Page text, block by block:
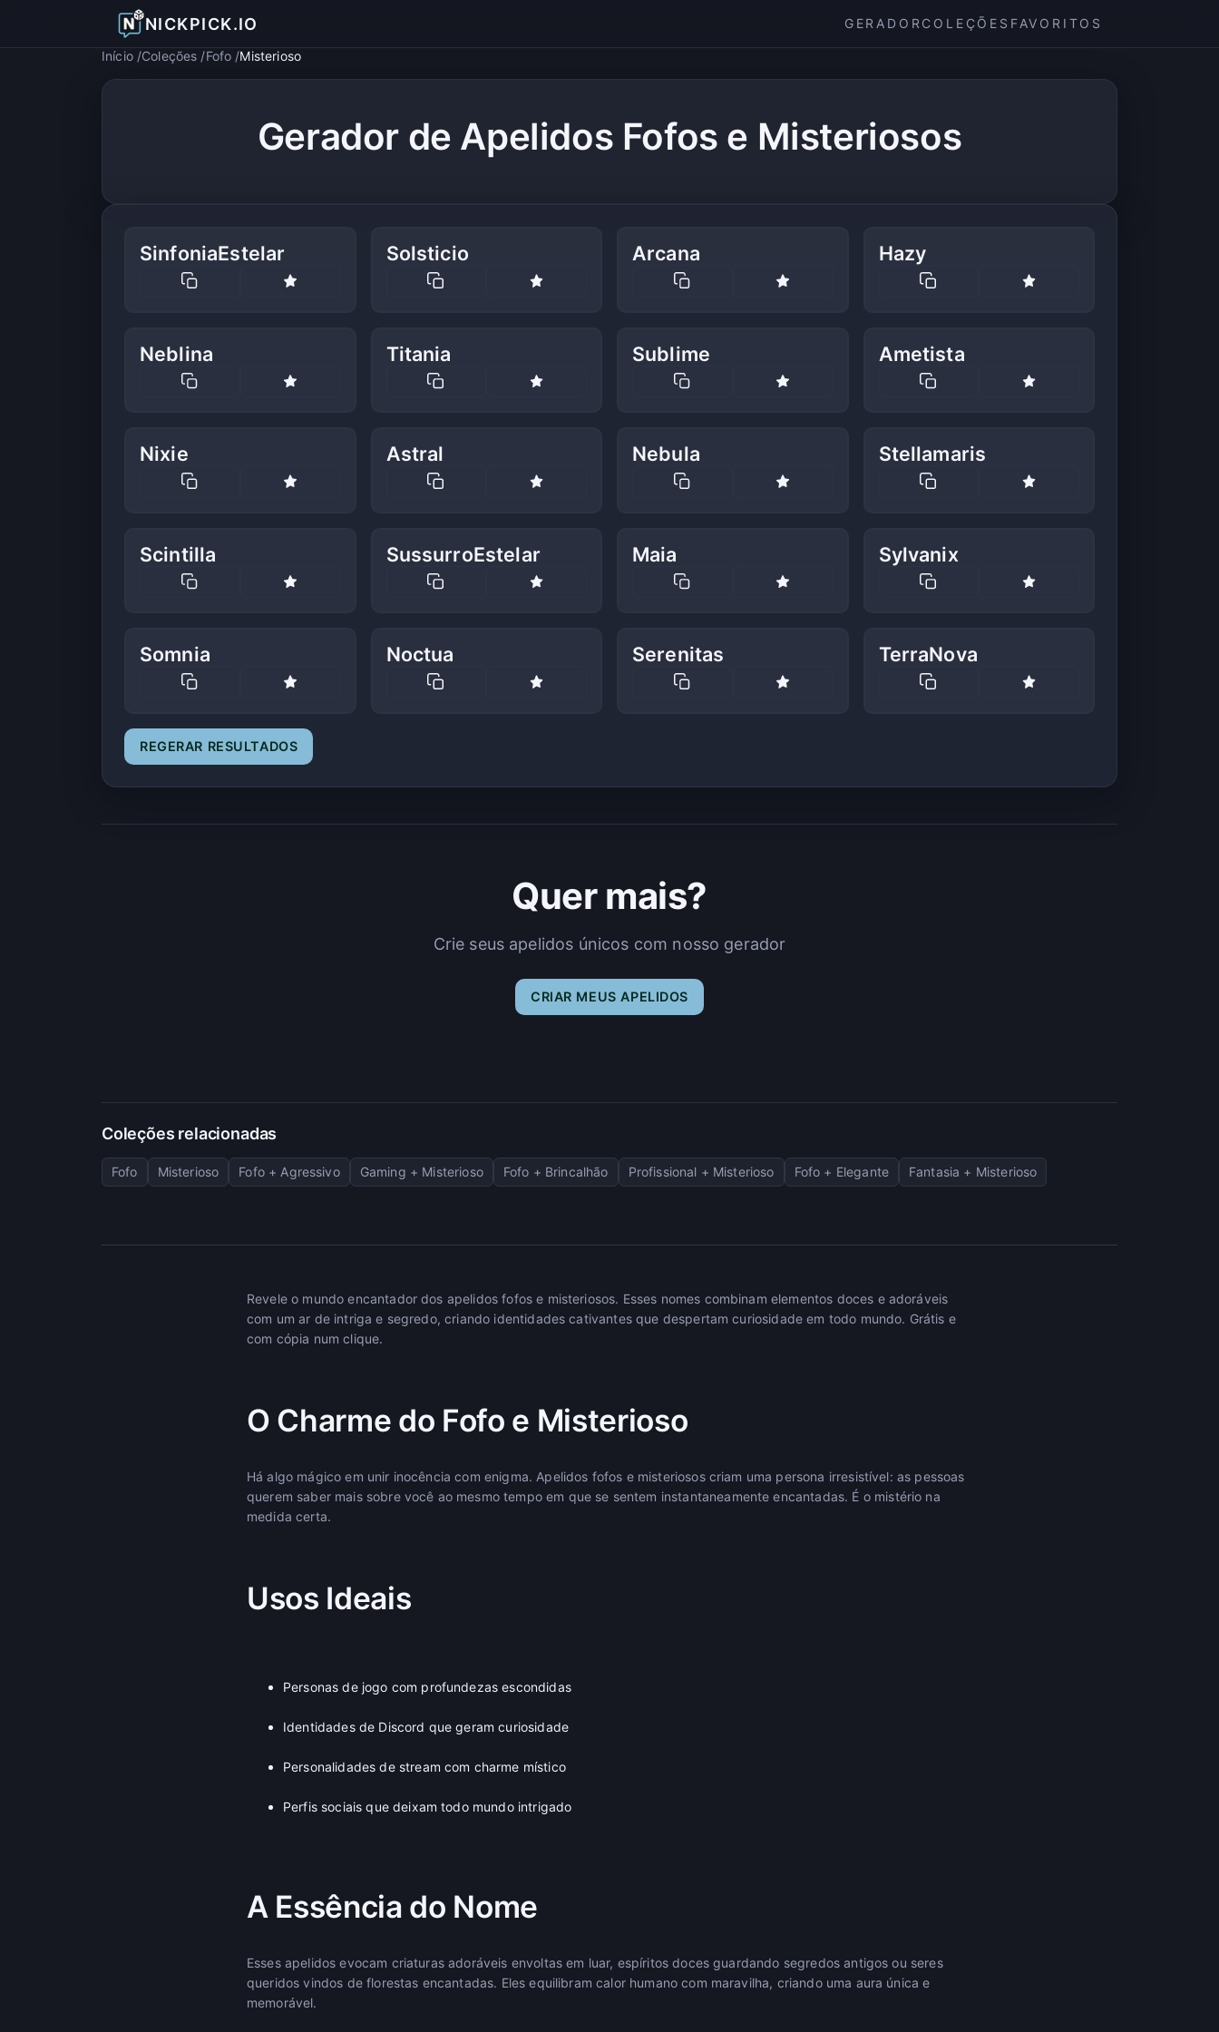
NICKPICK.IO GERADOR COLEÇÕES FAVORITOS
Início Coleções Fofo Misterioso
Gerador de Apelidos Fofos e Misteriosos
SinfoniaEstelar Solsticio Arcana Hazy
Neblina Titania Sublime Ametista
Nixie Astral Nebula Stellamaris
Scintilla SussurroEstelar Maia Sylvanix
Somnia Noctua Serenitas TerraNova
REGERAR RESULTADOS
Quer mais?
Crie seus apelidos únicos com nosso gerador
CRIAR MEUS APELIDOS
Coleções relacionadas
Fofo Misterioso Fofo + Agressivo Gaming + Misterioso Fofo + Brincalhão Profissional + Misterioso Fofo + Elegante Fantasia + Misterioso
Revele o mundo encantador dos apelidos fofos e misteriosos. Esses nomes combinam elementos doces e adoráveis
com um ar de intriga e segredo, criando identidades cativantes que despertam curiosidade em todo mundo. Grátis e
com cópia num clique.
O Charme do Fofo e Misterioso
Há algo mágico em unir inocência com enigma. Apelidos fofos e misteriosos criam uma persona irresistível: as pessoas
querem saber mais sobre você ao mesmo tempo em que se sentem instantaneamente encantadas. É o mistério na
medida certa.
Usos Ideais
Personas de jogo com profundezas escondidas
Identidades de Discord que geram curiosidade
Personalidades de stream com charme místico
Perfis sociais que deixam todo mundo intrigado
A Essência do Nome
Esses apelidos evocam criaturas adoráveis envoltas em luar, espíritos doces guardando segredos antigos ou seres
queridos vindos de florestas encantadas. Eles equilibram calor humano com maravilha, criando uma aura única e
memorável.